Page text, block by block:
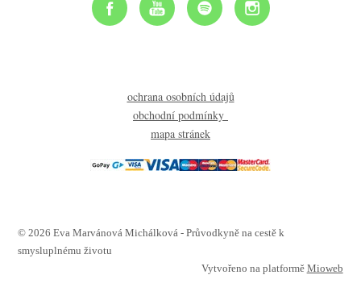
ochrana osobních údajů
obchodní podmínky
mapa stránek
© 2026 Eva Marvánová Michálková - Průvodkyně na cestě k
smysluplnému životu
Vytvořeno na platformě Mioweb